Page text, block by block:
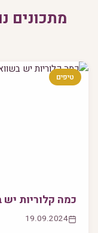
מתכונים
טיפים
כמה קלוריות
19.09.2024